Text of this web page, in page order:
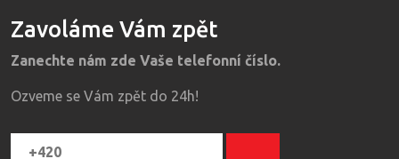
Zavoláme Vám zpět
Zanechte nám zde Vaše telefonní číslo.
Ozveme se Vám zpět do 24h!